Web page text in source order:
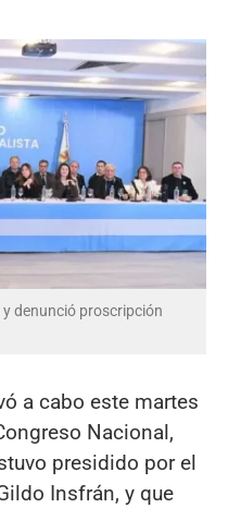
denunció proscripción
a cabo este martes
Nacional,
presidido por el
Insfrán, y que